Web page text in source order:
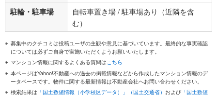
駐輪・駐車場
自転車置き場 / 駐車場あり（近隣を含
む）
募集中のクチコミは投稿ユーザの主観や意見に基づいています。最終的な事実確認
については必ずご自身で実施いただくようお願いいたします。
マンション情報に関するよくある質問はこちら
本ページはYahoo!不動産への過去の掲載情報などから作成したマンション情報のデ
ータベースです。物件に関する最新情報は不動産会社へお問い合わせください。
検索結果は 「国土数値情報（小学校区データ）」（国土交通省） および 「国土数値